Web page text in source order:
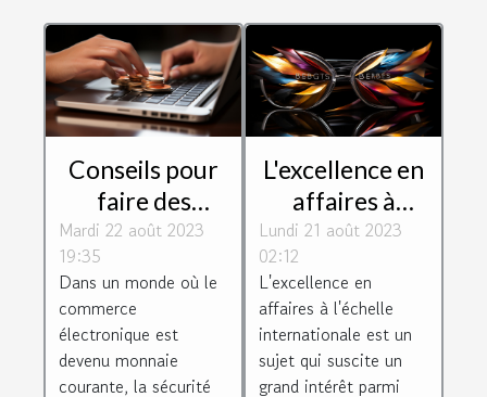
Conseils pour
faire des
achats en ligne
de manière
sécurisée
Mardi 22 août 2023
19:35
Dans un monde où le
commerce
électronique est
devenu monnaie
courante, la sécurité
L'excellence en
affaires à
l'échelle
internationale
Lundi 21 août 2023
02:12
L'excellence en
affaires à l'échelle
internationale est un
sujet qui suscite un
grand intérêt parmi